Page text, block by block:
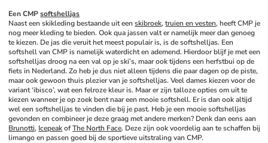
Een CMP softshelljas
Naast een skikleding bestaande uit een skibroek, truien en vesten, heeft CMP je
nog meer kleding te bieden. Ook qua jassen valt er namelijk meer dan genoeg
te kiezen. De jas die veruit het meest populair is, is de softshelljas. Een
softshell van CMP is namelijk waterdicht en ademend. Hierdoor blijf je met een
softshelljas droog na een val op je ski’s, maar ook tijdens een herfstbui op de
fiets in Nederland. Zo heb je dus niet alleen tijdens die paar dagen op de piste,
maar ook gewoon thuis plezier van je softshelljas. Veel dames kiezen voor de
variant ‘ibisco’, wat een felroze kleur is. Maar er zijn talloze opties om uit te
kiezen wanneer je op zoek bent naar een mooie softshell. Er is dan ook altijd
wel een softshelljas te vinden die bij je past. Heb je een mooie softshelljas
Brunotti, Icepeak of The North Face. Deze zijn ook voordelig aan te schaffen bij
limango en passen goed bij de sportieve uitstraling van CMP.